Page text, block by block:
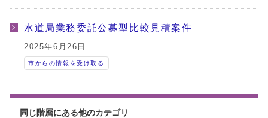
水道局業務委託公募型比較見積案件
2025年6月26日
市からの情報を受け取る
同じ階層にある他のカテゴリ